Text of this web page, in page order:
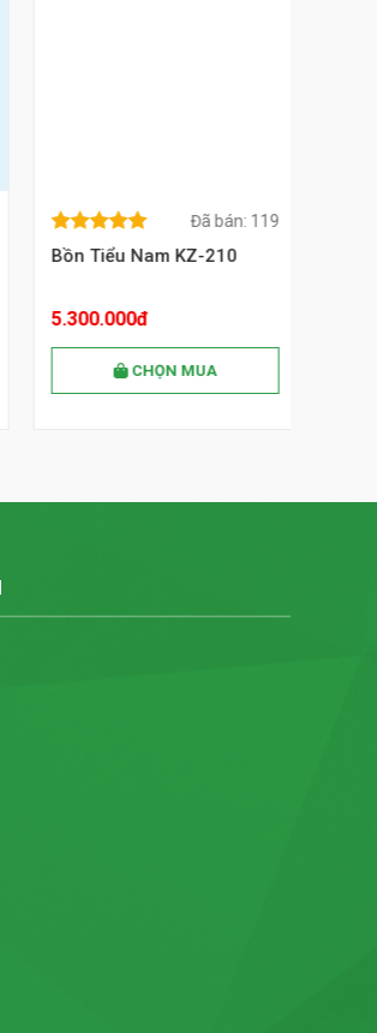
out ofMUA NGAY
5.00out of
Đã bán: 119
Bồn Tiểu Nam KZ-210
5.300.000đ
CHỌN MUA